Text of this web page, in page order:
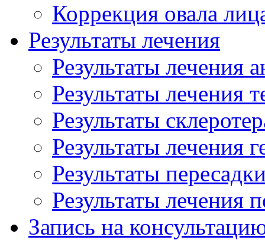
Коррекция овала
Результаты лечения
Результаты лечения
Результаты лечения
Результаты
Результаты лечения
Результаты
Результаты лечения
Запись на